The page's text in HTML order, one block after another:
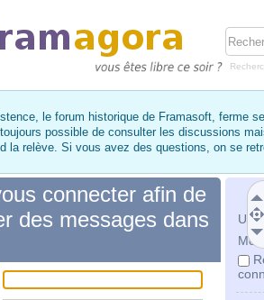
le forum historique de Framasoft, ferme
possible de consulter les discussions
la relève. Si vous avez des questions, on se
Mot
connecter afin de
des messages dans